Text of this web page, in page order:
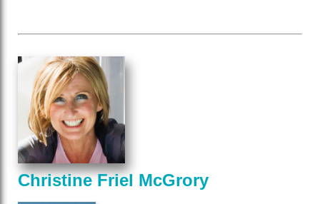
Christine Friel McGrory